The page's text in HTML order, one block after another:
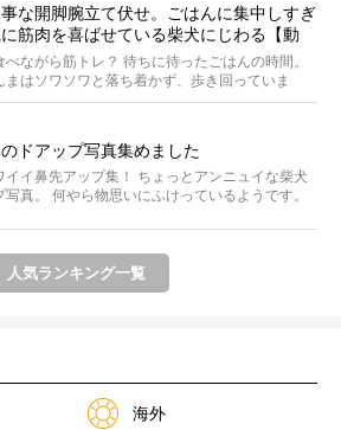
な開脚腕立て伏せ。ごはんに集中しすぎ
筋肉を喜ばせている柴犬にじわる【動
べながら筋トレ？ 待ちに待ったごはんの時間。
まはソワソワと落ち着かず、歩き回っていま
ドアップ写真集めました
イイ鼻先アップ集！ ちょっとアンニュイな柴犬
写真。 何やら物思いにふけっているようです。
人気ランキング一覧
海外